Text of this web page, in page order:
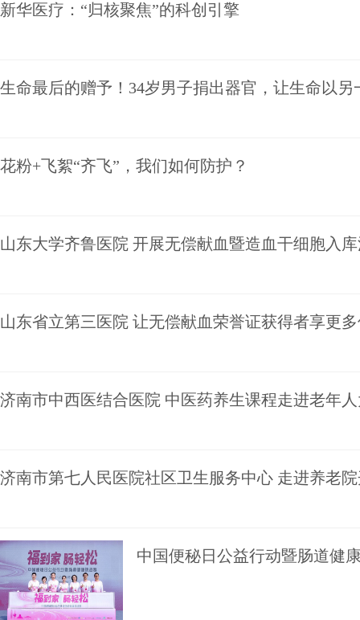
新华医疗：“归核聚焦”的科创引擎
生命最后的赠予！34岁男子捐出器官，让生命以另
花粉+飞絮“齐飞”，我们如何防护？
山东大学齐鲁医院 开展无偿献血暨造血干细胞入
山东省立第三医院 让无偿献血荣誉证获得者享更
济南市中西医结合医院 中医药养生课程走进老年
济南市第七人民医院社区卫生服务中心 走进养老
中国便秘日公益行动暨肠道健